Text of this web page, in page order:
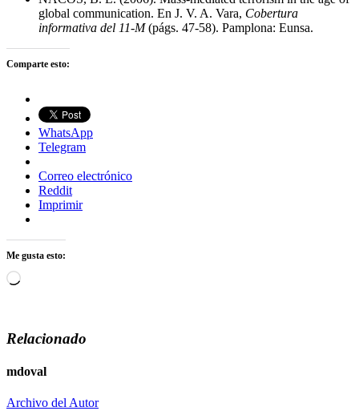
global communication. En J. V. A. Vara, Cobertura
informativa del 11-M(págs. 47-58). Pamplona: Eunsa.
Comparte esto:
WhatsApp
Telegram
Correo electrónico
Reddit
Imprimir
Me gusta esto:
Cargando...
Relacionado
mdoval
Archivo del Autor